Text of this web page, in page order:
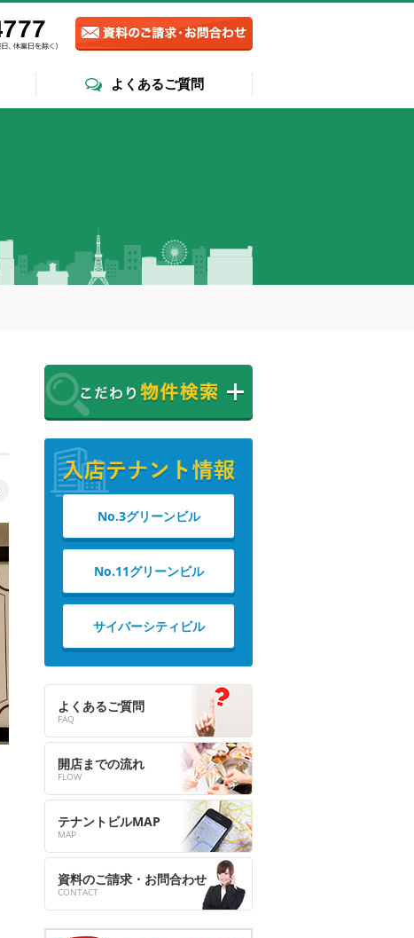
よくあるご質問
No.3グリーンビル
No.11グリーンビル
サイバーシティビル
よくあるご質問
開店までの流れ
テナントビルMAP
資料のご請求・お問合わせ